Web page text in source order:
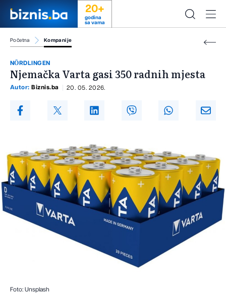
20+
godina
sa vama
Početna Kompanije
NÖRDLINGEN
Njemačka Varta gasi 350 radnih mjesta
Autor: Biznis.ba 20. 05. 2026.
Foto: Unsplash